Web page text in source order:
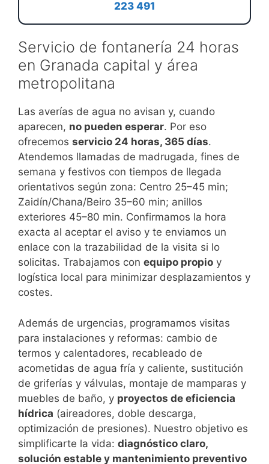
223 491
Servicio de fontanería 24 horas
en Granada capital y área
metropolitana
Las averías de agua no avisan y, cuando
aparecen, no pueden esperar. Por eso
ofrecemos servicio 24 horas, 365 días.
Atendemos llamadas de madrugada, fines de
semana y festivos con tiempos de llegada
orientativos según zona: Centro 25–45 min;
Zaidín/Chana/Beiro 35–60 min; anillos
exteriores 45–80 min. Confirmamos la hora
exacta al aceptar el aviso y te enviamos un
enlace con la trazabilidad de la visita si lo
solicitas. Trabajamos con equipo propio y
logística local para minimizar desplazamientos y
costes.
Además de urgencias, programamos visitas
para instalaciones y reformas: cambio de
termos y calentadores, recableado de
acometidas de agua fría y caliente, sustitución
de griferías y válvulas, montaje de mamparas y
muebles de baño, y proyectos de eficiencia
hídrica (aireadores, doble descarga,
optimización de presiones). Nuestro objetivo es
simplificarte la vida: diagnóstico claro,
solución estable y mantenimiento preventivo